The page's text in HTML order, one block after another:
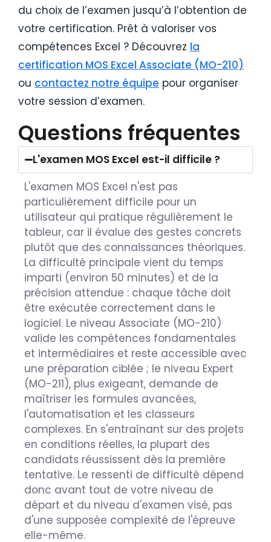
du choix de l’examen jusqu’à l’obtention de
votre certification. Prêt à valoriser vos
compétences Excel ? Découvrez la
certification MOS Excel Associate (MO-210)
ou contactez notre équipe pour organiser
votre session d’examen.
Questions fréquentes
L'examen MOS Excel est-il difficile ?
L'examen MOS Excel n'est pas
particulièrement difficile pour un
utilisateur qui pratique régulièrement le
tableur, car il évalue des gestes concrets
plutôt que des connaissances théoriques.
La difficulté principale vient du temps
imparti (environ 50 minutes) et de la
précision attendue : chaque tâche doit
être exécutée correctement dans le
logiciel. Le niveau Associate (MO-210)
valide les compétences fondamentales
et intermédiaires et reste accessible avec
une préparation ciblée ; le niveau Expert
(MO-211), plus exigeant, demande de
maîtriser les formules avancées,
l'automatisation et les classeurs
complexes. En s'entraînant sur des projets
en conditions réelles, la plupart des
candidats réussissent dès la première
tentative. Le ressenti de difficulté dépend
donc avant tout de votre niveau de
départ et du niveau d'examen visé, pas
d'une supposée complexité de l'épreuve
elle-même.